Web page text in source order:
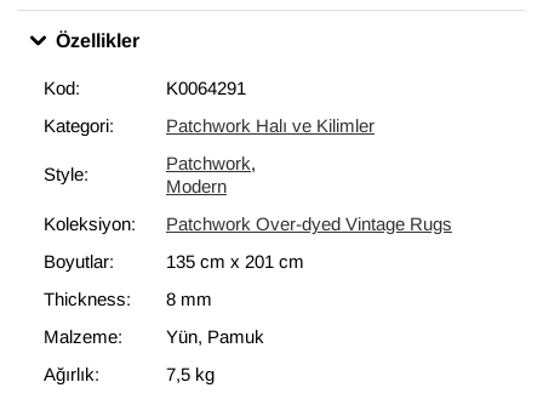
patchwork halılar, evlerde ve ofislerde sıcak bir hava
yaratmakta, aynı zamanda odaların dekorasyonunda etkileyici
Özellikler
Kod:
K0064291
Kategori:
Patchwork Halı ve Kilimler
Style:
Patchwork,
Modern
Koleksiyon:
Patchwork Over-dyed Vintage Rugs
Boyutlar:
135 cm x 201 cm
Thickness:
8 mm
Malzeme:
Yün, Pamuk
Ağırlık:
7,5 kg